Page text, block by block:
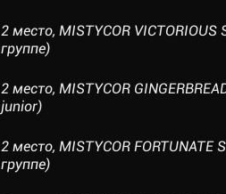
2 место, MISTYCOR
группе)
2 место, MISTYCOR
junior)
2 место, MISTYCOR
группе)